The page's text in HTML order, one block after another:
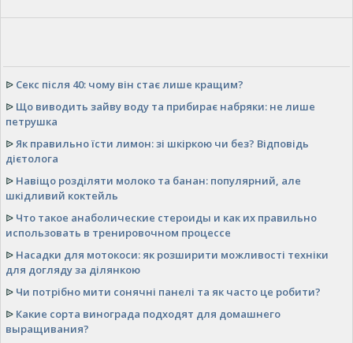
ᐉ Секс після 40: чому він стає лише кращим?
ᐉ Що виводить зайву воду та прибирає набряки: не лише
петрушка
ᐉЯк правильно їсти лимон: зі шкіркою чи без? Відповідь
дієтолога
ᐉ Навіщо розділяти молоко та банан: популярний, але
шкідливий коктейль
ᐉ Что такое анаболические стероиды и как их правильно
использовать в тренировочном процессе
ᐉ Насадки для мотокоси: як розширити можливості техніки
для догляду за ділянкою
ᐉ Чи потрібно мити сонячні панелі та як часто це робити?
ᐉ Какие сорта винограда подходят для домашнего
выращивания?